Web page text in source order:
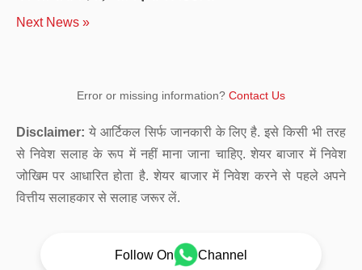
Next News »
Error or missing information? Contact Us
Disclaimer: ये आर्टिकल सिर्फ जानकारी के लिए है. इसे किसी भी तरह
से निवेश सलाह के रूप में नहीं माना जाना चाहिए. शेयर बाजार में निवेश
जोखिम पर आधारित होता है. शेयर बाजार में निवेश करने से पहले अपने
वित्तीय सलाहकार से सलाह जरूर लें.
Follow On Channel